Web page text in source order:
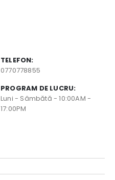
TELEFON:
0770778855
PROGRAM DE LUCRU:
Luni - Sâmbătă - 10:00AM -
17:00PM